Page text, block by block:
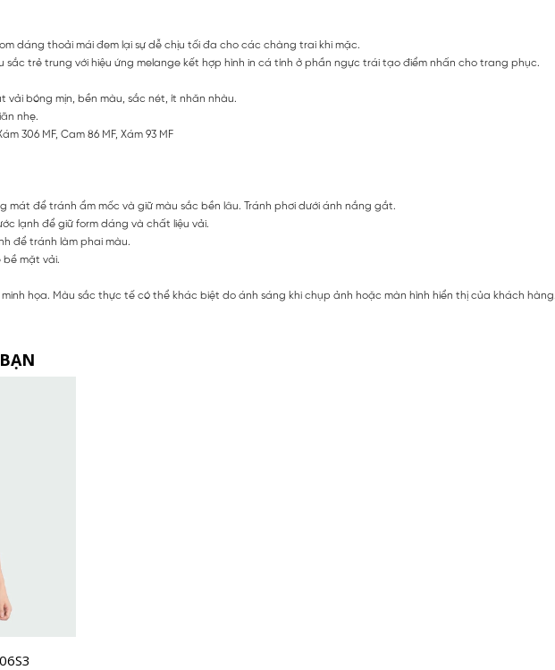
dáng thoải mái đem lại sự dễ chịu tối đa cho các chàng trai khi mặc.
sắc trẻ trung với hiệu ứng melange kết hợp hình in cá tính ở phần ngực trái tạo điểm nhấn cho trang phục.
vải bóng mịn, bền màu, sắc nét, ít nhăn nhàu.
nhẹ.
306 MF, Cam 86 MF, Xám 93 MF
mát để tránh ẩm mốc và giữ màu sắc bền lâu. Tránh phơi dưới ánh nắng gắt.
lạnh để giữ form dáng và chất liệu vải.
để tránh làm phai màu.
bề mặt vải.
họa. Màu sắc thực tế có thể khác biệt do ánh sáng khi chụp ảnh hoặc màn hình hiển thị của khách